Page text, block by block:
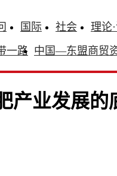
国际 社会 理论
一路 中国—东盟商贸
产业发展的